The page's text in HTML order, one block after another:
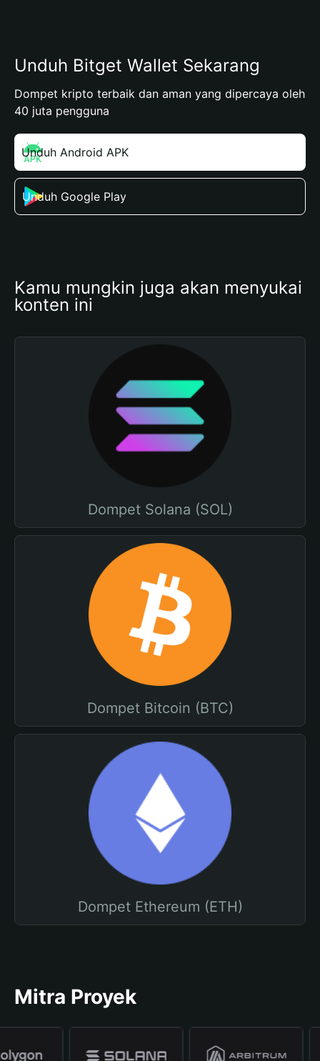
Unduh Bitget Wallet Sekarang
Dompet kripto terbaik dan aman yang dipercaya oleh
40 juta pengguna
Unduh Android APK
Unduh Google Play
Kamu mungkin juga akan menyukai
konten ini
Dompet Solana (SOL)
Dompet Bitcoin (BTC)
Dompet Ethereum (ETH)
Mitra Proyek